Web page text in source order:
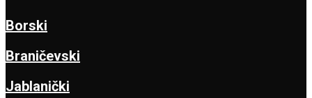
Borski
Braničevski
Jablanički